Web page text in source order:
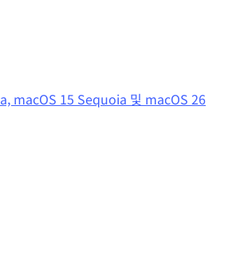
macOS 15 Sequoia 및 macOS 26